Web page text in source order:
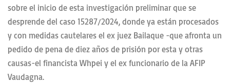
sobre el inicio de esta investigación preliminar que se
desprende del caso 15287/2024, donde ya están procesados
y con medidas cautelares el ex juez Bailaque -que afronta un
pedido de pena de diez años de prisión por esta y otras
causas-el financista Whpei y el ex funcionario de la AFIP
Vaudagna.